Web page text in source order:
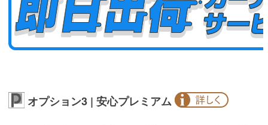
オプション3 | 安心プレミアム